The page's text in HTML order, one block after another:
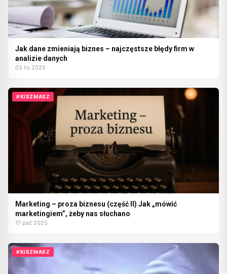
Jak dane zmieniają biznes – najczęstsze błędy firm w
analizie danych
03 lis 2025
#KISZMASZ
Marketing – proza biznesu (część II) Jak „mówić
marketingiem”, żeby nas słuchano
17 paź 2025
#KISZMASZ